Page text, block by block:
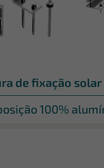
de fixação solar
100%